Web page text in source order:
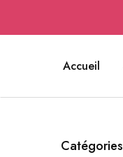
Accueil
Catégories